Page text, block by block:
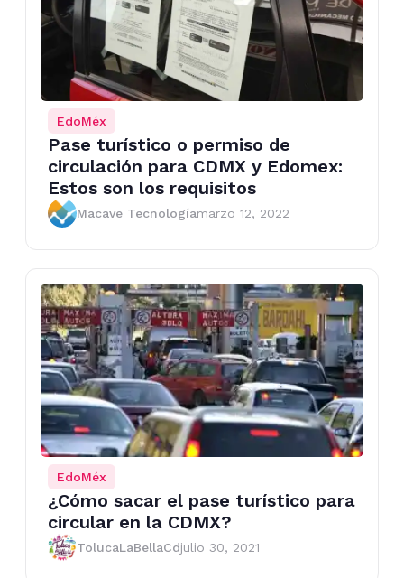
EdoMéx
Pase turístico o permiso de
circulación para CDMX y Edomex:
Estos son los requisitos
Macave Tecnologíamarzo 12, 2022
EdoMéx
¿Cómo sacar el pase turístico para
circular en la CDMX?
TolucaLaBellaCdjulio 30, 2021